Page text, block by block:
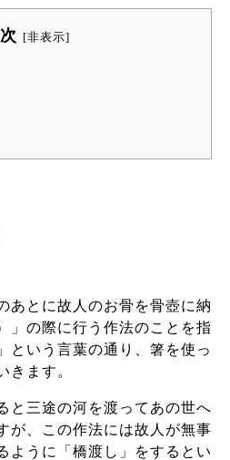
[非表示]
あとに故人のお骨を骨壺に納
」の際に行う作法のことを指
という言葉の通り、箸を使っ
きます。
と三途の河を渡ってあの世へ
が、この作法には故人が無事
ように「橋渡し」をするとい